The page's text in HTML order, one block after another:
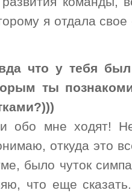
я отдала
что у тебя
ты
обо мне ходят!
откуда это
было чуток
что еще